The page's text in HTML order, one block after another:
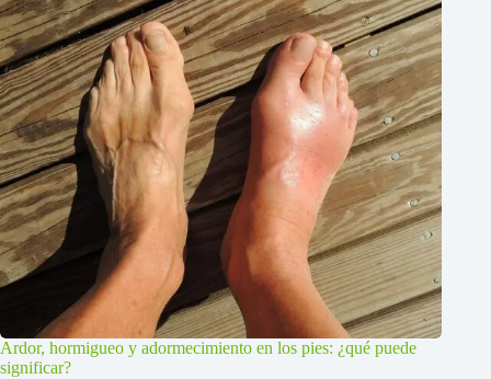
Ardor, hormigueo y adormecimiento en los pies: ¿qué puede
significar?